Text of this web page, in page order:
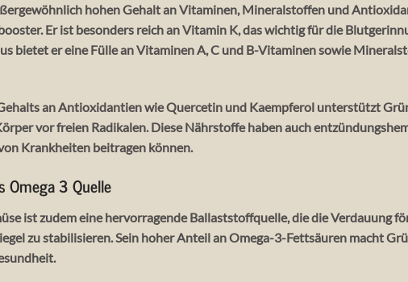
hohen Gehalt an Vitaminen, Mineralstoffen und
Er ist besonders reich an Vitamin K, das wichtig für die
bietet er eine Fülle an Vitaminen A, C und B-Vitaminen sowie
an Antioxidantien wie Quercetin und Kaempferol unterstützt
vor freien Radikalen. Diese Nährstoffe haben auch
Krankheiten beitragen können.
Omega 3 Quelle
ist zudem eine hervorragende Ballaststoffquelle, die die Verdauung
zu stabilisieren. Sein hoher Anteil an Omega-3-Fettsäuren macht